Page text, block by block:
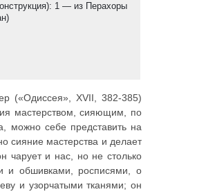
1 — из Перахоры
(«Одиссея», XVII, 382-385)
мастерством, сияющим, по
можно себе представить на
сияние мастерства и делает
чарует и нас, но не столько
и обшивками, росписями, о
и узорчатыми тканями; он